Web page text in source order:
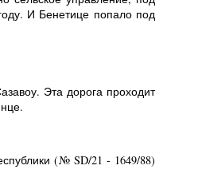
И Бенетице попало под
Эта дорога проходит
(№ SD/21 - 1649/88)